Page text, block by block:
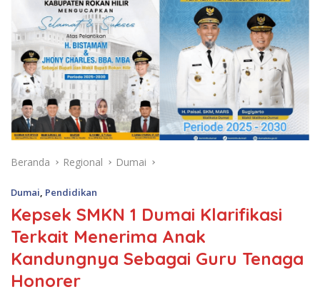
Beranda Regional Dumai
Dumai Pendidikan
Kepsek SMKN 1 Dumai Klarifikasi
Terkait Menerima Anak
Kandungnya Sebagai Guru Tenaga
Honorer